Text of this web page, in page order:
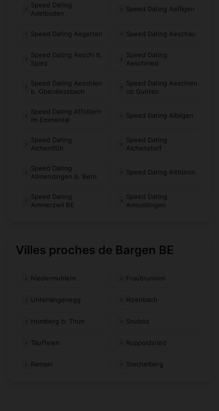
Speed Dating
Adelboden
Speed Dating Aefligen
Speed Dating Aegerten Speed Dating Aeschau
Speed Dating Aeschi b.
Spiez
Speed Dating
Aeschiried
Speed Dating Aeschlen
b. Oberdiessbach
Speed Dating Aeschlen
ob Gunten
Speed Dating Affoltern
im Emmental
Speed Dating Albligen
Speed Dating
Alchenflüh
Speed Dating
Alchenstorf
Speed Dating
Allmendingen b. Bern
Speed Dating Altbüron
Speed Dating
Ammerzwil BE
Speed Dating
Amsoldingen
Villes proches de Bargen BE
Niedermuhlern Fraubrunnen
Unterlangenegg Rizenbach
Homberg b. Thun Souboz
Täuffelen Ruppoldsried
Ramsei Stechelberg